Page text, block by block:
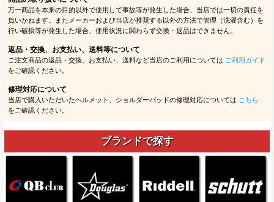
万一商品を本来の目的以外で使用して事故等が発生した場合、当店では一切の責任を
負いかねます。またメーカーおよび当店が推奨する以外の方法で管理（洗濯含む）を
行い破損等が発生した場合、使用状況に関わらず交換・返品はできません。
返品・交換、お支払い、送料等について
ご注文商品の返品・交換、お支払い、送料など当店のご利用については ご利用ガイド
をご確認ください。
修理対応について
当店で購入いただいたヘルメット、ショルダーパッドの修理対応については こちら
をご確認ください。
ブランドで探す